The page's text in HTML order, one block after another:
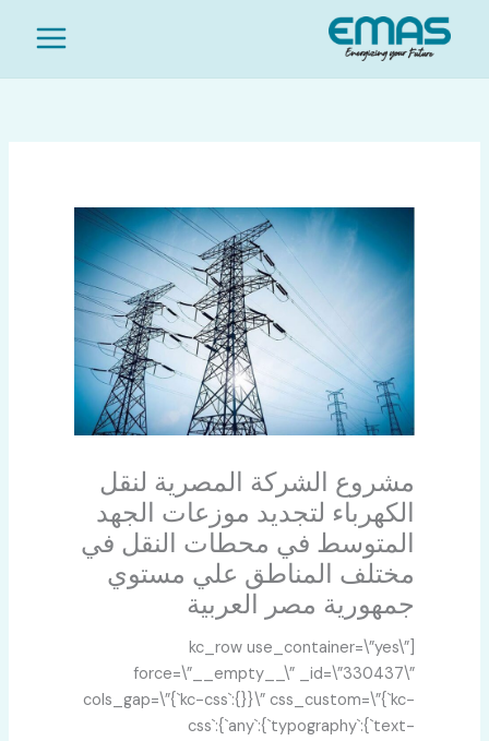
تخطي
مشروع الشركة المصرية لنقل
الكهرباء لتجديد موزعات الجهد
المتوسط في محطات النقل في
مختلف المناطق علي مستوي
جمهورية مصر العربية
[kc_row use_container=\”yes\”
force=\”__empty__\” _id=\”330437\”
cols_gap=\”{`kc-css`:{}}\” css_custom=\”{`kc-
css`:{`any`:{`typography`:{`text-
ا
ل
ب